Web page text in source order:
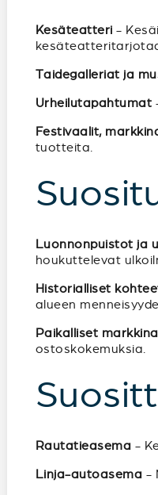
Kesäteatteri -
Taidegalleriat ja
Urheilutapahtumat
Festivaalit,
tuotteita.
Luonnonpuistot ja
houkuttelevat
Historialliset
alueen
Paikalliset
ostoskokemuksia.
Rautatieasema -
Linja-autoasema -